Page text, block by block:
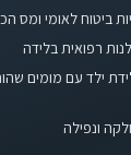
ביטוח לאומי ומס
רפואית בלידה
ילד עם מומים
ונפילה